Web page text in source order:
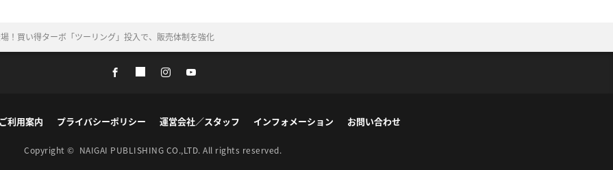
！買い得ターボ「ツーリング」投入で、販売体制を強化
ご利用案内 プライバシーポリシー 運営会社／スタッフ インフォメーション お問い合わせ
Copyright © NAIGAI PUBLISHING CO.,LTD. All rights reserved.